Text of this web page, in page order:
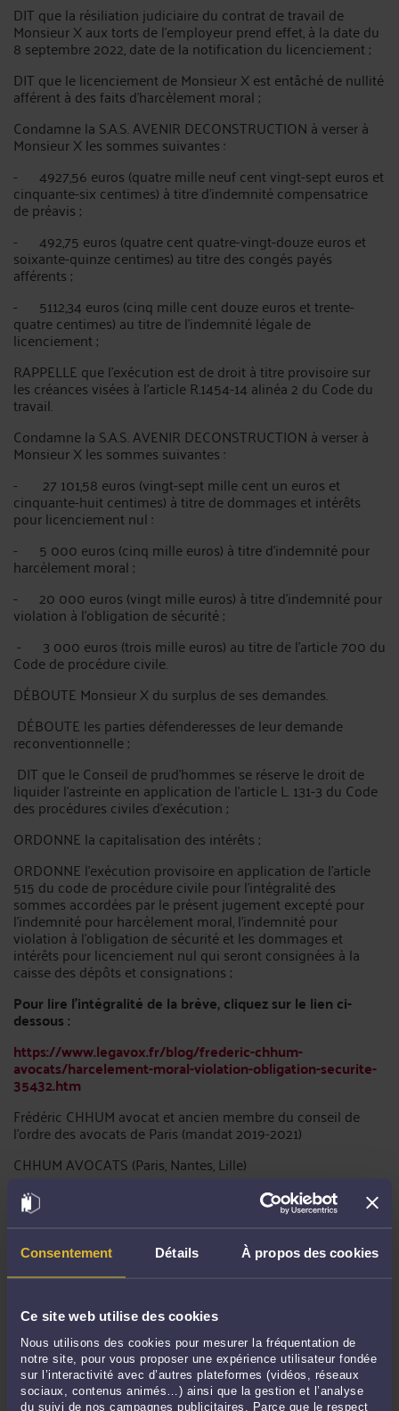
Consentement Détails À propos des cookies
Ce site web utilise des cookies
Nous utilisons des cookies pour mesurer la fréquentation de
notre site, pour vous proposer une expérience utilisateur fondée
sur l’interactivité avec d’autres plateformes (vidéos, réseaux
sociaux, contenus animés…) ainsi que la gestion et l’analyse
du suivi de nos campagnes publicitaires. Parce que le respect
DIT que la résiliation judiciaire du contrat de travail de
Monsieur X aux torts de l'employeur prend effet, à la date du
8 septembre 2022, date de la notification du licenciement ;
DIT que le licenciement de Monsieur X est entâché de nullité
afférent à des faits d'harcèlement moral ;
Condamne la S.A.S. AVENIR DECONSTRUCTION à verser à
Monsieur X les sommes suivantes :
- 4927,56 euros (quatre mille neuf cent vingt-sept euros et
cinquante-six centimes) à titre d'indemnité compensatrice
de préavis ;
- 492,75 euros (quatre cent quatre-vingt-douze euros et
soixante-quinze centimes) au titre des congés payés
afférents ;
- 5112,34 euros (cinq mille cent douze euros et trente-
quatre centimes) au titre de l'indemnité légale de
licenciement ;
RAPPELLE que l'exécution est de droit à titre provisoire sur
les créances visées à l'article R.1454-14 alinéa 2 du Code du
travail.
Condamne la S.A.S. AVENIR DECONSTRUCTION à verser à
Monsieur X les sommes suivantes :
- 27 101,58 euros (vingt-sept mille cent un euros et
cinquante-huit centimes) à titre de dommages et intérêts
pour licenciement nul :
- 5 000 euros (cinq mille euros) à titre d'indemnité pour
harcèlement moral ;
- 20 000 euros (vingt mille euros) à titre d'indemnité pour
violation à l'obligation de sécurité ;
- 3 000 euros (trois mille euros) au titre de l'article 700 du
Code de procédure civile.
DÉBOUTE Monsieur X du surplus de ses demandes.
DÉBOUTE les parties défenderesses de leur demande
reconventionnelle ;
DIT que le Conseil de prud'hommes se réserve le droit de
liquider l'astreinte en application de l'article L. 131-3 du Code
des procédures civiles d'exécution ;
ORDONNE la capitalisation des intérêts ;
ORDONNE l'exécution provisoire en application de l'article
515 du code de procédure civile pour l'intégralité des
sommes accordées par le présent jugement excepté pour
l'indemnité pour harcèlement moral, l'indemnité pour
violation à l'obligation de sécurité et les dommages et
intérêts pour licenciement nul qui seront consignées à la
caisse des dépôts et consignations ;
Pour lire l’intégralité de la brève, cliquez sur le lien ci-
dessous :
https://www.legavox.fr/blog/frederic-chhum-
avocats/harcelement-moral-violation-obligation-securite-
35432.htm
Frédéric CHHUM avocat et ancien membre du conseil de
l’ordre des avocats de Paris (mandat 2019-2021)
CHHUM AVOCATS (Paris, Nantes, Lille)
e-mail: chhum@chhum-avocats.com
www.chhum-avocats.fr
https://www.instagram.com/fredericchhum/?hl=fr
.Nantes: 41, Quai de la Fosse 44000 Nantes tel: 0228442644
.Lille: : 45, Rue Saint Etienne 59000 Lille – Ligne directe +(33)
03.20.57.53.24